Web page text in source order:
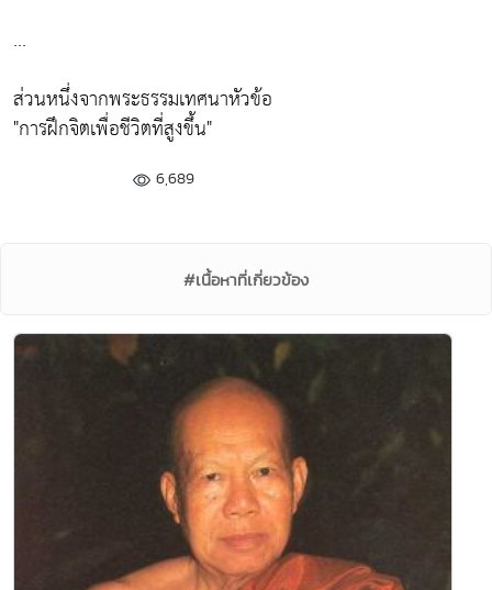
...
ส่วนหนึ่งจากพระธรรมเทศนาหัวข้อ
"การฝึกจิตเพื่อชีวิตที่สูงขึ้น"
6,689
#เนื้อหาที่เกี่ยวข้อง